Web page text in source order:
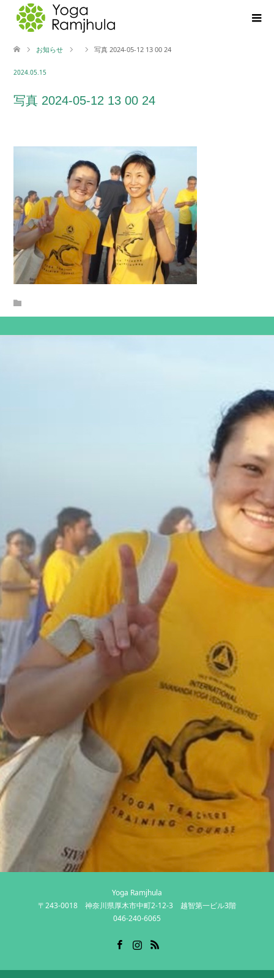
お知らせ 写真 2024-05-12 13 00 24
2024.05.15
写真 2024-05-12 13 00 24
Yoga Ramjhula
〒243-0018 神奈川県厚木市中町2-12-3 越智第一ビル3階
046-240-6065